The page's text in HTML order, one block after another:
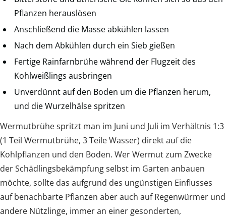
Pflanzen herauslösen
Anschließend die Masse abkühlen lassen
Nach dem Abkühlen durch ein Sieb gießen
Fertige Rainfarnbrühe während der Flugzeit des
Kohlweißlings ausbringen
Unverdünnt auf den Boden um die Pflanzen herum,
und die Wurzelhälse spritzen
Wermutbrühe spritzt man im Juni und Juli im Verhältnis 1:3
(1 Teil Wermutbrühe, 3 Teile Wasser) direkt auf die
Kohlpflanzen und den Boden. Wer Wermut zum Zwecke
der Schädlingsbekämpfung selbst im Garten anbauen
möchte, sollte das aufgrund des ungünstigen Einflusses
auf benachbarte Pflanzen aber auch auf Regenwürmer und
andere Nützlinge, immer an einer gesonderten,